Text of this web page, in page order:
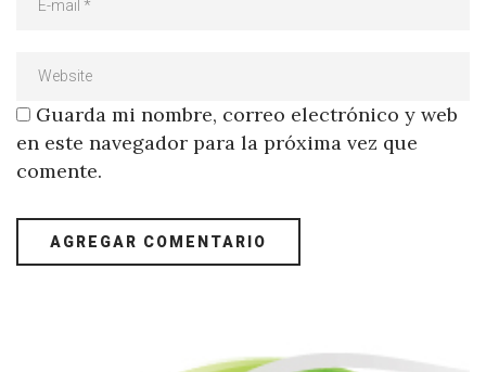
Guarda mi nombre, correo electrónico y web
en este navegador para la próxima vez que
comente.